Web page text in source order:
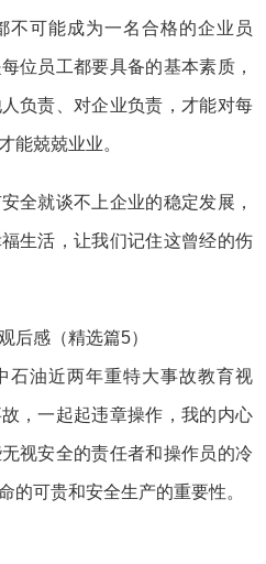
不可能成为一名合格的企业员
位员工都要具备的基本素质，
负责、对企业负责，才能对每
能兢兢业业。
全就谈不上企业的稳定发展，
生活，让我们记住这曾经的伤
后感（精选篇5）
石油近两年重特大事故教育视
，一起起违章操作，我的内心
视安全的责任者和操作员的冷
的可贵和安全生产的重要性。